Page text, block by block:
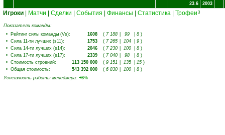
23.6 2003
Игроки Матчи Сделки События Финансы Статистика Трофеи 3
Показатели команды:
• Рейтинг силы команды (Vs): 1608 ( 7 188 99 8 )
• Сила 11-ти лучших (s11): 1753 ( 7 265 104 9 )
• Сила 14-ти лучших (s14): 2046 ( 7 230 100 8 )
• Сила 17-ти лучших (s17): 2339 ( 7 040 98 8 )
• Стоимость строений: 113 150 000 ( 9 151 135 15 )
• Общая стоимость: 543 392 000 ( 6 830 100 8 )
Успешность работы менеджера: +6%